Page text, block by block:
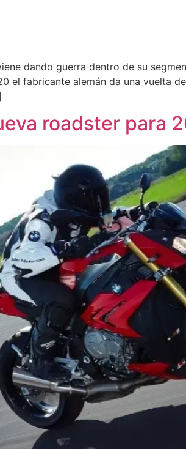
dando guerra dentro de su
el fabricante alemán da una vuelta
roadster para